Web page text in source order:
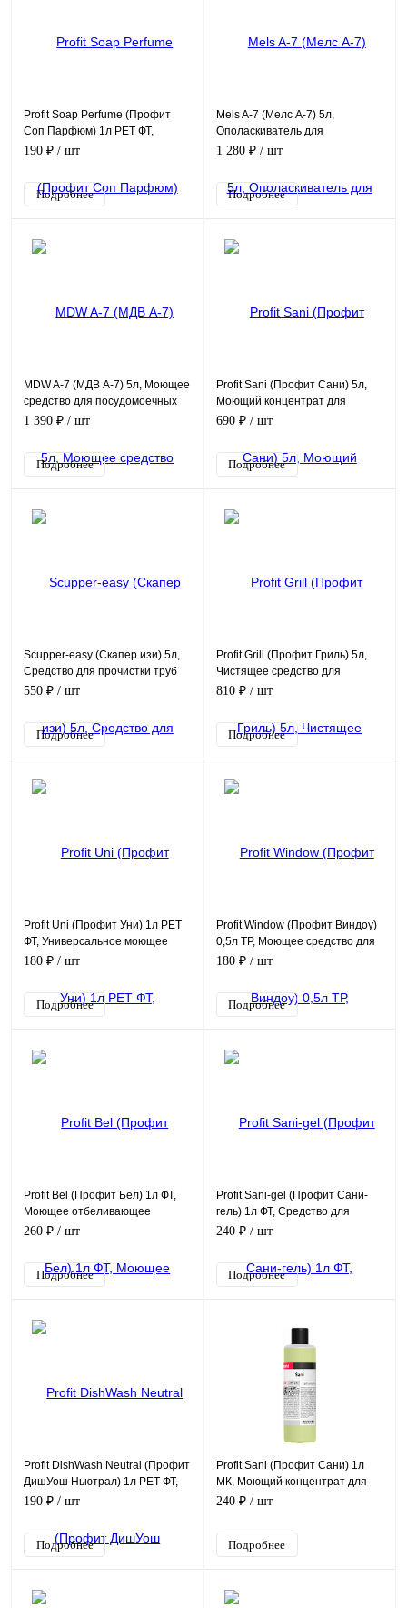
Profit Soap Perfume (Профит
Соп Парфюм) 1л PET ФТ,
Жидкое мыло с ароматом
190 ₽ / шт
Подробнее
Mels A-7 (Мелс А-7) 5л,
Ополаскиватель для
посудомоечных машин
1 280 ₽ / шт
Подробнее
MDW A-7 (МДВ А-7) 5л, Моющее
средство для посудомоечных
машин в воде любой жесткости
1 390 ₽ / шт
Подробнее
Profit Sani (Профит Сани) 5л,
Моющий концентрат для
сантехники
690 ₽ / шт
Подробнее
Scupper-easy (Скапер изи) 5л,
Средство для прочистки труб
550 ₽ / шт
Подробнее
Profit Grill (Профит Гриль) 5л,
Чистящее средство для
удаления нагара и жира
810 ₽ / шт
Подробнее
Profit Uni (Профит Уни) 1л PET
ФТ, Универсальное моющее
средство, концентрат 1/200
180 ₽ / шт
Подробнее
Profit Window (Профит Виндоу)
0,5л ТР, Моющее средство для
стёкол, готовый к применению
180 ₽ / шт
Подробнее
Profit Bel (Профит Бел) 1л ФТ,
Моющее отбеливающее
средство c содержанием хлора
260 ₽ / шт
Подробнее
Profit Sani-gel (Профит Сани-
гель) 1л ФТ, Средство для
чистки сантехники
240 ₽ / шт
Подробнее
Profit DishWash Neutral (Профит
ДишУош Ньютрал) 1л PET ФТ,
Моющее средство без запаха
190 ₽ / шт
Подробнее
Profit Sani (Профит Сани) 1л
МК, Моющий концентрат для
сантехники
240 ₽ / шт
Подробнее